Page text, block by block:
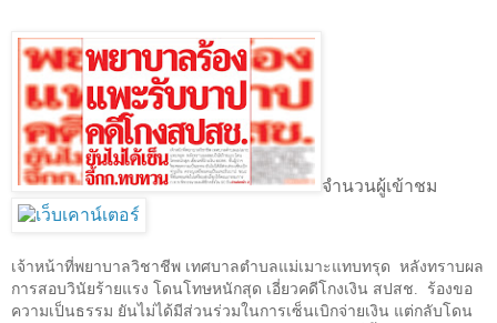
จำนวนผู้เข้าชม
เจ้าหน้าที่พยาบาลวิชาชีพ เทศบาลตำบลแม่เมาะแทบทรุด หลังทราบผล
การสอบวินัยร้ายแรง โดนโทษหนักสุด เอี่ยวคดีโกงเงิน สปสช.
ร้องขอ
ความเป็นธรรม ยันไม่ได้มีส่วนร่วมในการเซ็นเบิกจ่ายเงิน แต่กลับโดน